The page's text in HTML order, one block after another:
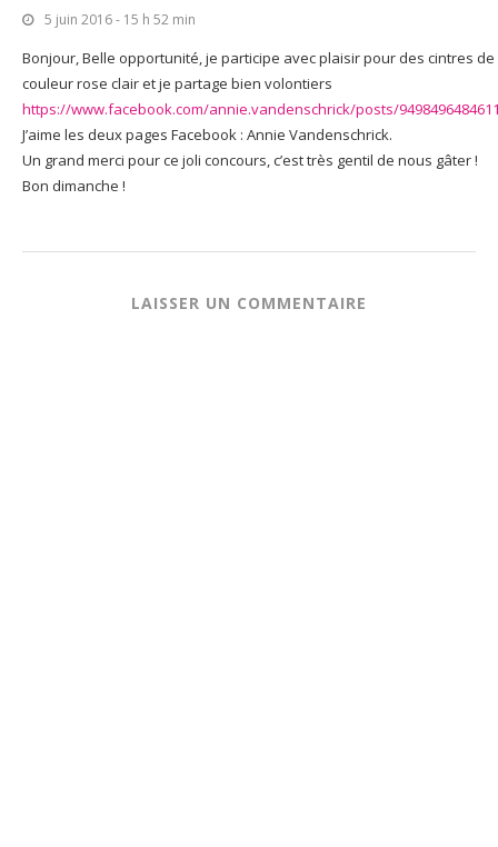
5 juin 2016 - 15 h 52 min
Bonjour, Belle opportunité, je participe avec plaisir pour des cintres de
couleur rose clair et je partage bien volontiers
https://www.facebook.com/annie.vandenschrick/posts/
J’aime les deux pages Facebook : Annie Vandenschrick.
Un grand merci pour ce joli concours, c’est très gentil de nous gâter !
Bon dimanche !
LAISSER UN COMMENTAIRE